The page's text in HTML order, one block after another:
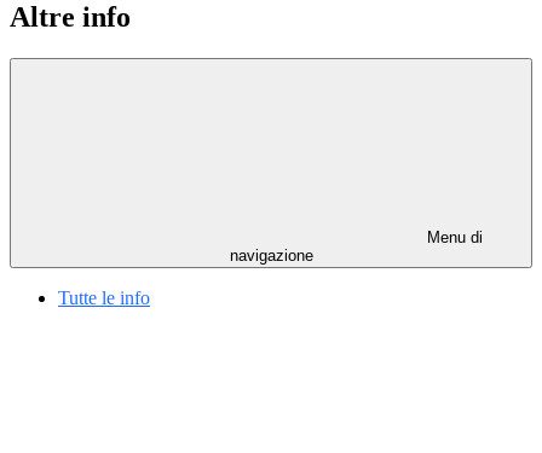
Altre info
Menu di
navigazione
Tutte le info